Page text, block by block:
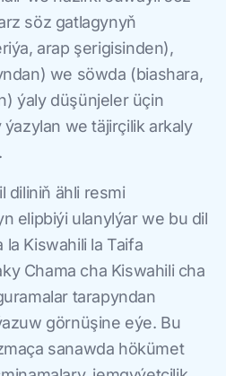
söz gatlagynyň
arap şerigisinden),
we söwda (biashara,
ýaly düşünjeler üçin
we täjirçilik arkaly
diliniň ähli resmi
elipbiýi ulanylýar we bu dil
la Kiswahili la Taifa
Chama cha Kiswahili cha
tarapyndan
görnüşine eýe. Bu
sanawda hökümet